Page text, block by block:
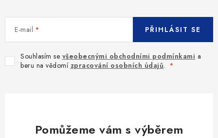
E-mail
Souhlasím se všeobecnými obchodními podmínkami a
beru na vědomí zpracování osobních údajů.
PŘIHLÁSIT SE
Pomůžeme vám s výběrem